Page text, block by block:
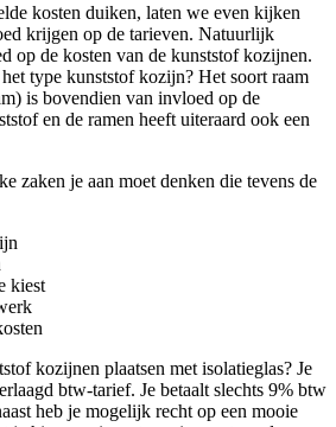
kosten duiken, laten we even kijken
krijgen op de tarieven. Natuurlijk
op de kosten van de kunststof kozijnen.
type kunststof kozijn? Het soort raam
is bovendien van invloed op de
en de ramen heeft uiteraard ook een
zaken je aan moet denken die tevens de
kiest
kozijnen plaatsen met isolatieglas? Je
btw-tarief. Je betaalt slechts 9% btw
heb je mogelijk recht op een mooie